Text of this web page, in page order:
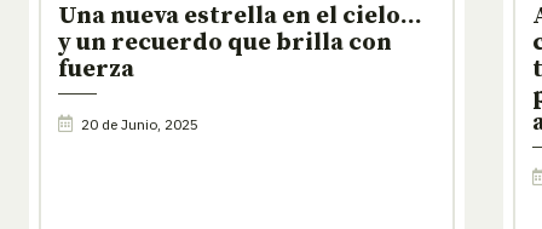
Una nueva estrella en el cielo…
y un recuerdo que brilla con
fuerza
20 de Junio, 2025